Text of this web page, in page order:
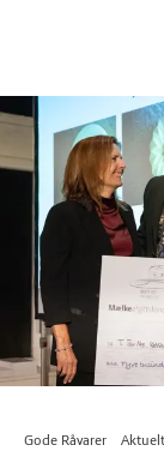
Gode Råvarer Aktuelt